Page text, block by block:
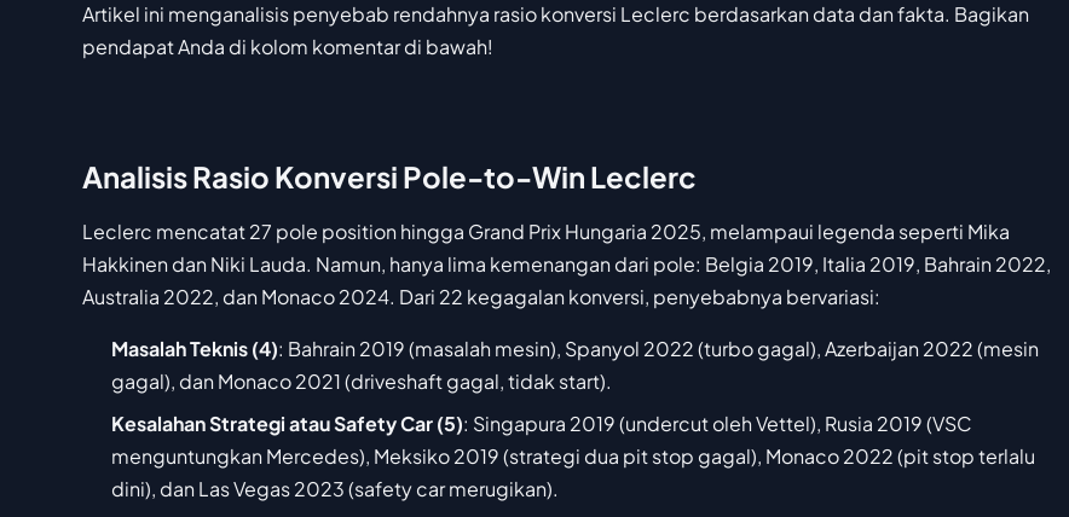
Artikel ini menganalisis penyebab rendahnya rasio konversi Leclerc berdasarkan data dan fakta. Bagikan
pendapat Anda di kolom komentar di bawah!
Analisis Rasio Konversi Pole-to-Win Leclerc
Leclerc mencatat 27 pole position hingga Grand Prix Hungaria 2025, melampaui legenda seperti Mika
Hakkinen dan Niki Lauda. Namun, hanya lima kemenangan dari pole: Belgia 2019, Italia 2019, Bahrain 2022,
Australia 2022, dan Monaco 2024. Dari 22 kegagalan konversi, penyebabnya bervariasi:
Masalah Teknis (4): Bahrain 2019 (masalah mesin), Spanyol 2022 (turbo gagal), Azerbaijan 2022 (mesin
gagal), dan Monaco 2021 (driveshaft gagal, tidak start).
Kesalahan Strategi atau Safety Car (5): Singapura 2019 (undercut oleh Vettel), Rusia 2019 (VSC
menguntungkan Mercedes), Meksiko 2019 (strategi dua pit stop gagal), Monaco 2022 (pit stop terlalu
dini), dan Las Vegas 2023 (safety car merugikan).